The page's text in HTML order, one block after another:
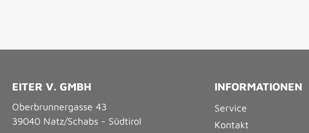
EITER V. GMBH
Oberbrunnergasse 43
39040 Natz/Schabs - Südtirol
INFORMATIONEN
Service
Kontakt